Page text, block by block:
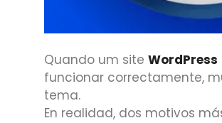
Quando um site WordPress
funcionar correctamente,
tema.
En realidad, dos motivos